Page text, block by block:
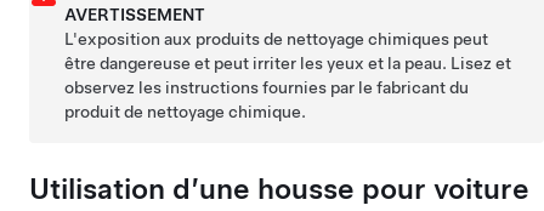
AVERTISSEMENT
L'exposition aux produits de nettoyage chimiques peut
être dangereuse et peut irriter les yeux et la peau. Lisez et
observez les instructions fournies par le fabricant du
produit de nettoyage chimique.
Utilisation d’une housse pour voiture